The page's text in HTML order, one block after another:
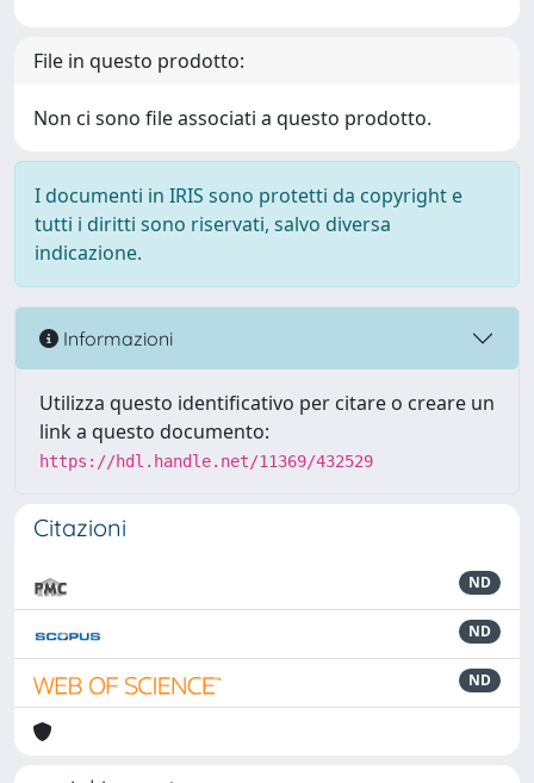
File in questo prodotto:
Non ci sono file associati a questo prodotto.
I documenti in IRIS sono protetti da copyright e
tutti i diritti sono riservati, salvo diversa
indicazione.
Informazioni
Utilizza questo identificativo per citare o creare un
link a questo documento:
https://hdl.handle.net/11369/432529
Citazioni
ND
ND
ND